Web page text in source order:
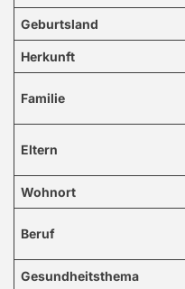
Geburtsland
Herkunft
Familie
Eltern
Wohnort
Beruf
Gesundheitsthema